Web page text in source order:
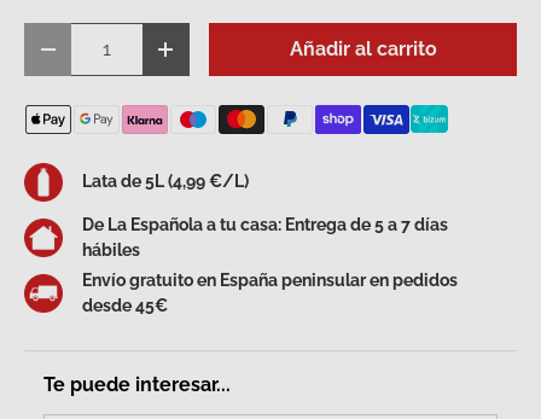
Disminuir cantidadAumentar la cantidadAñadir al carrito
Lata de 5L (4,99 €/L)
De La Española a tu casa: Entrega de 5 a 7 días
hábiles
Envío gratuito en España peninsular en pedidos
desde 45€
Te puede interesar...